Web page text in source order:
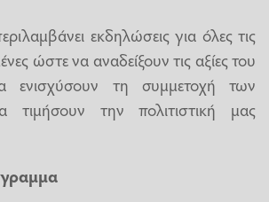
εκδηλώσεις για όλες τις
ώστε να αναδείξουν τις αξίες του
ενισχύσουν τη συμμετοχή των
τιμήσουν την πολιτιστική μας